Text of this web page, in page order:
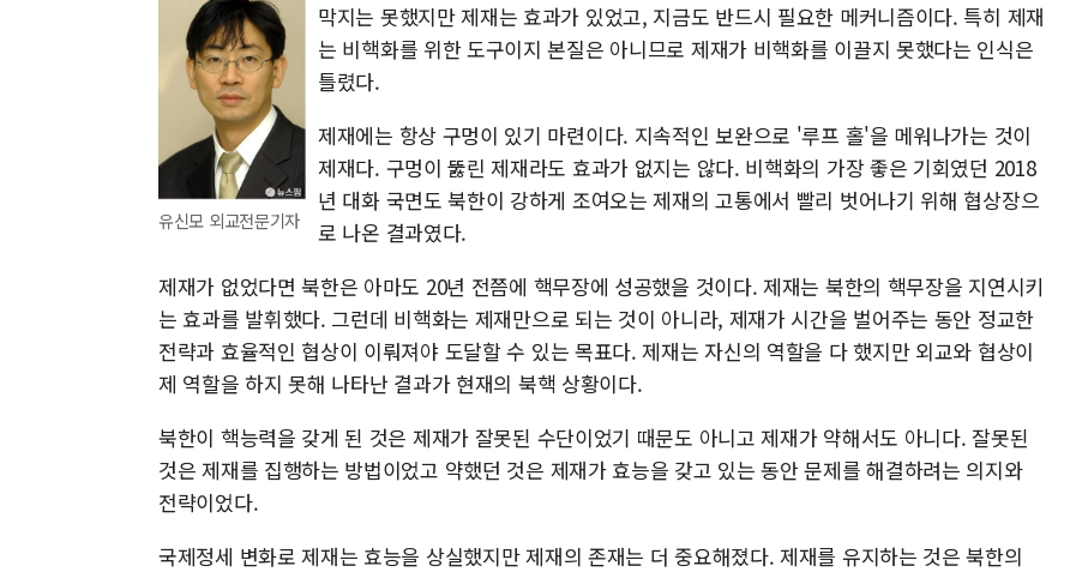
유신모 외교전문기자
막지는 못했지만 제재는 효과가 있었고, 지금도 반드시 필요한 메커니즘이다. 특히 제재
는 비핵화를 위한 도구이지 본질은 아니므로 제재가 비핵화를 이끌지 못했다는 인식은
틀렸다.
제재에는 항상 구멍이 있기 마련이다. 지속적인 보완으로 '루프 홀'을 메워나가는 것이
제재다. 구멍이 뚫린 제재라도 효과가 없지는 않다. 비핵화의 가장 좋은 기회였던 2018
년 대화 국면도 북한이 강하게 조여오는 제재의 고통에서 빨리 벗어나기 위해 협상장으
로 나온 결과였다.
제재가 없었다면 북한은 아마도 20년 전쯤에 핵무장에 성공했을 것이다. 제재는 북한의 핵무장을 지연시키
는 효과를 발휘했다. 그런데 비핵화는 제재만으로 되는 것이 아니라, 제재가 시간을 벌어주는 동안 정교한
전략과 효율적인 협상이 이뤄져야 도달할 수 있는 목표다. 제재는 자신의 역할을 다 했지만 외교와 협상이
제 역할을 하지 못해 나타난 결과가 현재의 북핵 상황이다.
북한이 핵능력을 갖게 된 것은 제재가 잘못된 수단이었기 때문도 아니고 제재가 약해서도 아니다. 잘못된
것은 제재를 집행하는 방법이었고 약했던 것은 제재가 효능을 갖고 있는 동안 문제를 해결하려는 의지와
전략이었다.
국제정세 변화로 제재는 효능을 상실했지만 제재의 존재는 더 중요해졌다. 제재를 유지하는 것은 북한의